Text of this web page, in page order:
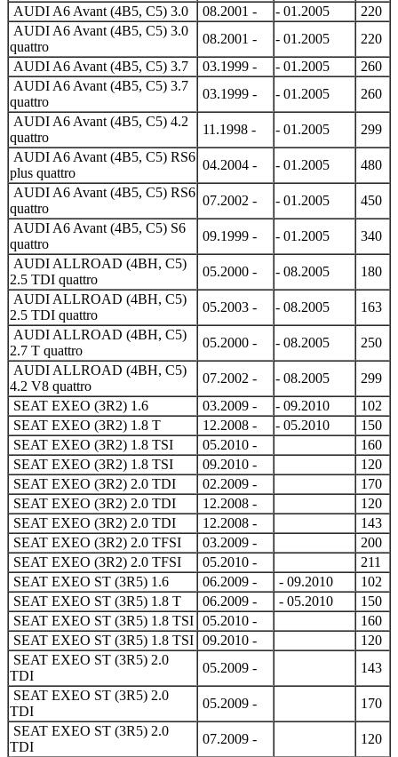
AUDI A6 Avant (4B5, C5) 3.0
08.2001 - - 01.2005
220
AUDI A6 Avant (4B5, C5) 3.0
quattro
08.2001 - - 01.2005
220
AUDI A6 Avant (4B5, C5) 3.7
03.1999 - - 01.2005
260
AUDI A6 Avant (4B5, C5) 3.7
quattro
03.1999 - - 01.2005
260
AUDI A6 Avant (4B5, C5) 4.2
quattro
11.1998 - - 01.2005
299
AUDI A6 Avant (4B5, C5) RS6
plus quattro
04.2004 - - 01.2005
480
AUDI A6 Avant (4B5, C5) RS6
quattro
07.2002 - - 01.2005
450
AUDI A6 Avant (4B5, C5) S6
quattro
09.1999 - - 01.2005
340
AUDI ALLROAD (4BH, C5)
2.5 TDI quattro
05.2000 - - 08.2005
180
AUDI ALLROAD (4BH, C5)
2.5 TDI quattro
05.2003 - - 08.2005
163
AUDI ALLROAD (4BH, C5)
2.7 T quattro
05.2000 - - 08.2005
250
AUDI ALLROAD (4BH, C5)
4.2 V8 quattro
07.2002 - - 08.2005
299
SEAT EXEO (3R2) 1.6
03.2009 - - 09.2010
102
SEAT EXEO (3R2) 1.8 T
12.2008 - - 05.2010
150
SEAT EXEO (3R2) 1.8 TSI
05.2010 -
160
SEAT EXEO (3R2) 1.8 TSI
09.2010 -
120
SEAT EXEO (3R2) 2.0 TDI
02.2009 -
170
SEAT EXEO (3R2) 2.0 TDI
12.2008 -
120
SEAT EXEO (3R2) 2.0 TDI
12.2008 -
143
SEAT EXEO (3R2) 2.0 TFSI
03.2009 -
200
SEAT EXEO (3R2) 2.0 TFSI
05.2010 -
211
SEAT EXEO ST (3R5) 1.6
06.2009 - - 09.2010
102
SEAT EXEO ST (3R5) 1.8 T
06.2009 - - 05.2010
150
SEAT EXEO ST (3R5) 1.8 TSI 05.2010 -
160
SEAT EXEO ST (3R5) 1.8 TSI 09.2010 -
120
SEAT EXEO ST (3R5) 2.0
TDI
05.2009 -
143
SEAT EXEO ST (3R5) 2.0
TDI
05.2009 -
170
SEAT EXEO ST (3R5) 2.0
TDI
07.2009 -
120